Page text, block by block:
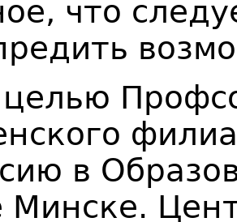
что
целью
в
Минске.